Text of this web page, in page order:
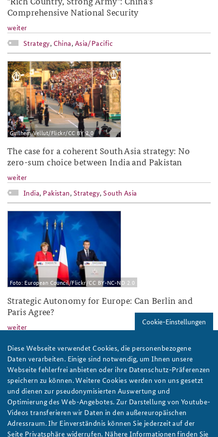
Comprehensive National Security
weiter
Strategy, China, Asia/Pacific
2018-11.png
Guilhem Vellut/Flickr/CC BY 2.0
The case for a coherent South Asia strategy: No
zero-sum choice between India and Pakistan
weiter
India, Pakistan, Strategy, South Asia
2018-8.jpg
Foto: European Council/Flickr/CC BY-NC-ND 2.0
Strategic Autonomy for Europe: Can Berlin and
Paris Agree?
weiter
Policy,Strategy
2017-02.png
Cookie-Einstellungen
Diese Webseite verwendet Cookies, die personenbezogene
Daten verarbeiten. Einige sind notwendig, um Ihnen unsere
Webseite fehlerfrei anbieten oder ihre Datenschutz-Präferenzen
speichern zu können. Weitere Cookies werden von uns gesetzt
und dienen zur pseudonymisierten Auswertung und
Optimierung des Web-Angebotes. Zur Darstellung von Youtube-
Videos transferieren wir Daten in den außereuropäischen
Adressraum. Ihr Einverständnis können Sie jederzeit auf der
Seite Privatsphäre widerrufen. Nähere Informationen finden Sie